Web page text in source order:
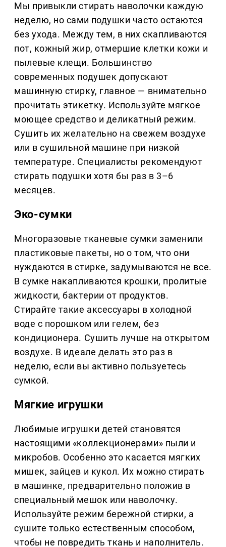
Мы привыкли стирать наволочки каждую
неделю, но сами подушки часто остаются
без ухода. Между тем, в них скапливаются
пот, кожный жир, отмершие клетки кожи и
пылевые клещи. Большинство
современных подушек допускают
машинную стирку, главное — внимательно
прочитать этикетку. Используйте мягкое
моющее средство и деликатный режим.
Сушить их желательно на свежем воздухе
или в сушильной машине при низкой
температуре. Специалисты рекомендуют
стирать подушки хотя бы раз в 3–6
месяцев.
Эко-сумки
Многоразовые тканевые сумки заменили
пластиковые пакеты, но о том, что они
нуждаются в стирке, задумываются не все.
В сумке накапливаются крошки, пролитые
жидкости, бактерии от продуктов.
Стирайте такие аксессуары в холодной
воде с порошком или гелем, без
кондиционера. Сушить лучше на открытом
воздухе. В идеале делать это раз в
неделю, если вы активно пользуетесь
сумкой.
Мягкие игрушки
Любимые игрушки детей становятся
настоящими «коллекционерами» пыли и
микробов. Особенно это касается мягких
мишек, зайцев и кукол. Их можно стирать
в машинке, предварительно положив в
специальный мешок или наволочку.
Используйте режим бережной стирки, а
сушите только естественным способом,
чтобы не повредить ткань и наполнитель.